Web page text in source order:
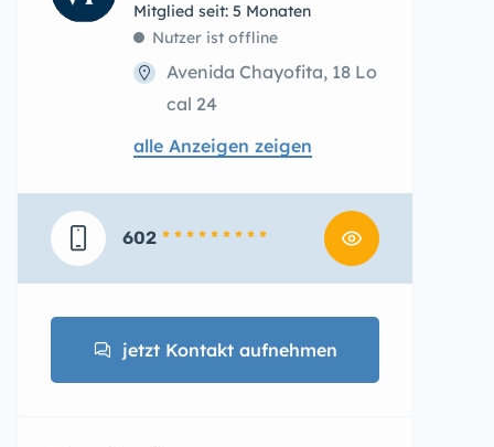
Mitglied seit: 5 Monaten
Nutzer ist offline
Avenida Chayofita, 18 Lo
cal 24
alle Anzeigen zeigen
602 * * * * * * * * *
jetzt Kontakt aufnehmen